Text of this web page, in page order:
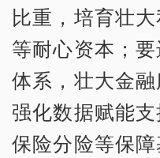
比重，培育壮
等耐心资本；
体系，壮大金
强化数据赋能支
保险分险等保